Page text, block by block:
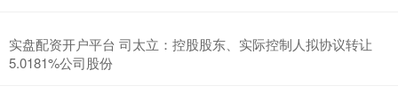
实盘配资开户平台 司太立：控股股东、实际控制人拟协议转让
5.0181%公司股份